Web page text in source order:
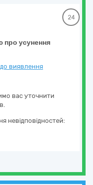
про усунення
24
виявлення
вас уточнити
невідповідностей: